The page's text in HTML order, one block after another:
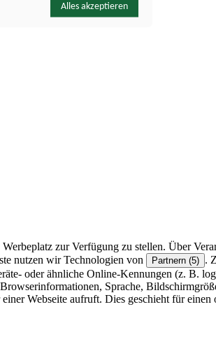
zur Verfügung zu stellen. Über
nutzen wir Technologien von Partnern (5) .
oder ähnliche Online-Kennungen (z. B.
Sprache,
Webseite aufruft. Dies geschieht für einen
Alles akzeptieren